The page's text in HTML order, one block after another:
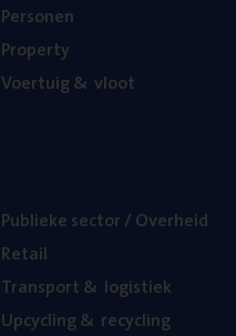
Per­so­nen
Pro­per­ty
Voer­tuig& vloot
Publie­ke sec­tor / Overheid
Retail
Trans­port& logistiek
Upcy­cling& recycling